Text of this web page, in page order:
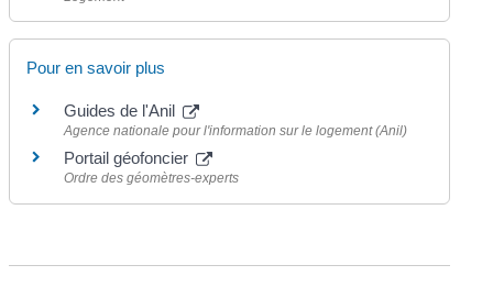
Pour en savoir plus
Guides de l'Anil
Agence nationale pour l'information sur le logement (Anil)
Portail géofoncier
Ordre des géomètres-experts